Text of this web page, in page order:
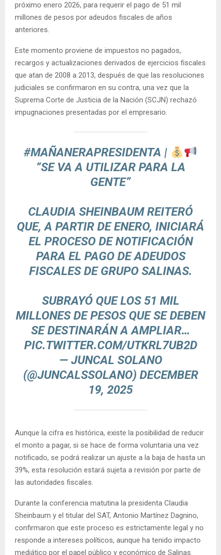
próximo enero 2026, para requerir el pago de 51 mil
millones de pesos por adeudos fiscales de años
anteriores.
Este momento proviene de impuestos no pagados,
recargos y actualizaciones derivados de ejercicios fiscales
que atan de 2008 a 2013, después de que las resoluciones
judiciales se confirmaron en su contra, una vez que la
Suprema Corte de Justicia de la Nación (SCJN) rechazó
impugnaciones presentadas por el empresario.
#MAÑANERAPRESIDENTA |
“SE VA A UTILIZAR PARA LA
GENTE”
CLAUDIA SHEINBAUM REITERÓ
QUE, A PARTIR DE ENERO, INICIARÁ
EL PROCESO DE NOTIFICACIÓN
PARA EL PAGO DE ADEUDOS
FISCALES DE GRUPO SALINAS.
SUBRAYÓ QUE LOS 51 MIL
MILLONES DE PESOS QUE SE DEBEN
SE DESTINARÁN A AMPLIAR…
PIC.TWITTER.COM/UTKRL7UB2D
— JUNCAL SOLANO
(@JUNCALSSOLANO) DECEMBER
19, 2025
Aunque la cifra es histórica, existe la posibilidad de reducir
el monto a pagar, si se hace de forma voluntaria una vez
notificado, se podrá realizar un ajuste a la baja de hasta un
39%, esta resolución estará sujeta a revisión por parte de
las autoridades fiscales.
Durante la conferencia matutina la presidenta Claudia
Sheinbaum y el titular del SAT, Antonio Martínez Dagnino,
confirmaron que este proceso es estrictamente legal y no
responde a intereses políticos, aunque ha tenido impacto
mediático por el papel público y económico de Salinas